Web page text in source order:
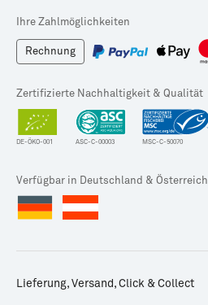
Ihre Zahlmöglichkeiten
Rechnung
Zertifizierte Nachhaltigkeit & Qualität
DE-ÖKO-001 ASC-C-00003 MSC-C-50070
Verfügbar in Deutschland & Österreich
Lieferung, Versand, Click & Collect